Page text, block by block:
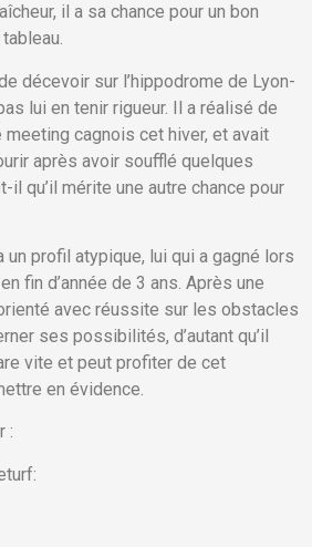
il a sa chance pour un bon
décevoir sur l’hippodrome de Lyon-
lui en tenir rigueur. Il a réalisé de
cagnois cet hiver, et avait
après avoir soufflé quelques
il qu’il mérite une autre chance pour
un profil atypique, lui qui a gagné lors
fin d’année de 3 ans. Après une
avec réussite sur les obstacles
ses possibilités, d’autant qu’il
vite et peut profiter de cet
en évidence.
: